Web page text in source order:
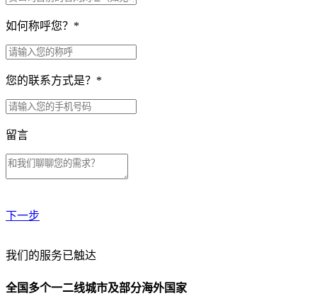
如何称呼您？ *
您的联系方式是？ *
留言
下一步
贵公司预算范围是？
我们的服务已触达
全国多个一二线城市及部分海外国家